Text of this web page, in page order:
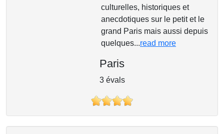
culturelles, historiques et
anecdotiques sur le petit et le
grand Paris mais aussi depuis
quelques...read more
Paris
3 évals